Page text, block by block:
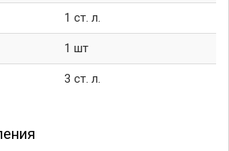
1 ст. л.
1 шт
3 ст. л.